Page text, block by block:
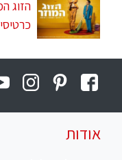
הזוג
כרטיסים
אודות